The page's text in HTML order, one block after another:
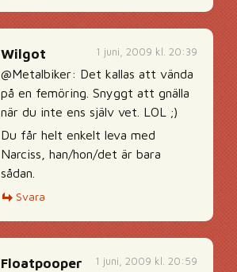
1 juni, 2009 kl. 20:39
Wilgot
@Metalbiker: Det kallas att vända
på en femöring. Snyggt att gnälla
när du inte ens själv vet. LOL ;)
Du får helt enkelt leva med
Narciss, han/hon/det är bara
sådan.
Svara
1 juni, 2009 kl. 20:59
Floatpooper